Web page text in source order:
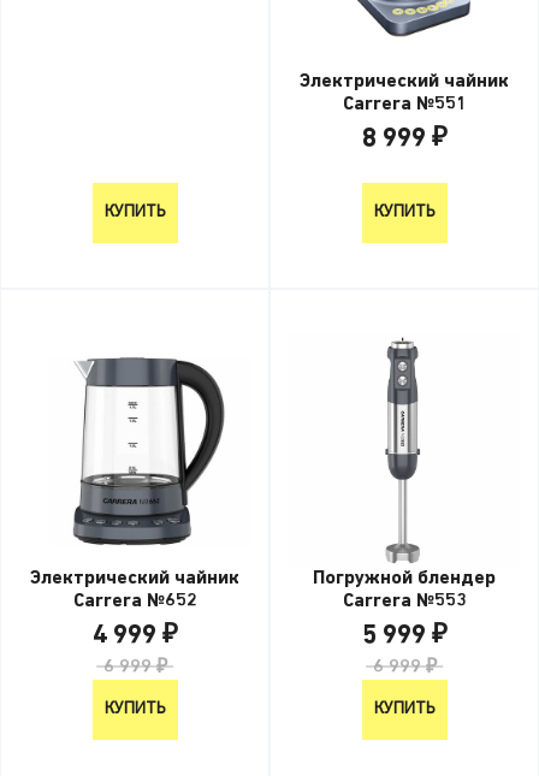
КУПИТЬ
Электрический чайник
Carrera №551
8 999 ₽
КУПИТЬ
Электрический чайник
Carrera №652
4 999 ₽
6 999 ₽
КУПИТЬ
Погружной блендер
Carrera №553
5 999 ₽
6 999 ₽
КУПИТЬ